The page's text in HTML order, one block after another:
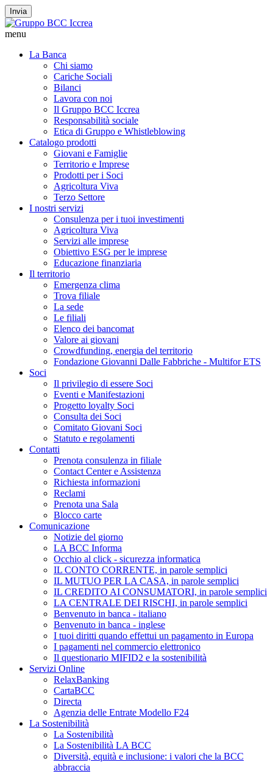
Invia
menu
La Banca
Chi siamo
Cariche Sociali
Bilanci
Lavora con noi
Il Gruppo BCC Iccrea
Responsabilità sociale
Etica di Gruppo e Whistleblowing
Catalogo prodotti
Giovani e Famiglie
Territorio e Imprese
Prodotti per i Soci
Agricoltura Viva
Terzo Settore
I nostri servizi
Consulenza per i tuoi investimenti
Agricoltura Viva
Servizi alle imprese
Obiettivo ESG per le imprese
Educazione finanziaria
Il territorio
Emergenza clima
Trova filiale
La sede
Le filiali
Elenco dei bancomat
Valore ai giovani
Crowdfunding, energia del territorio
Fondazione Giovanni Dalle Fabbriche - Multifor ETS
Soci
Il privilegio di essere Soci
Eventi e Manifestazioni
Progetto loyalty Soci
Consulta dei Soci
Comitato Giovani Soci
Statuto e regolamenti
Contatti
Prenota consulenza in filiale
Contact Center e Assistenza
Richiesta informazioni
Reclami
Prenota una Sala
Blocco carte
Comunicazione
Notizie del giorno
LA BCC Informa
Occhio al click - sicurezza informatica
IL CONTO CORRENTE, in parole semplici
IL MUTUO PER LA CASA, in parole semplici
IL CREDITO AI CONSUMATORI, in parole semplici
LA CENTRALE DEI RISCHI, in parole semplici
Benvenuto in banca - italiano
Benvenuto in banca - inglese
I tuoi diritti quando effettui un pagamento in Europa
I pagamenti nel commercio elettronico
Il questionario MIFID2 e la sostenibilità
Servizi Online
RelaxBanking
CartaBCC
Directa
Agenzia delle Entrate Modello F24
La Sostenibilità
La Sostenibilità
La Sostenibilità LA BCC
Diversità, equità e inclusione: i valori che la BCC
abbraccia